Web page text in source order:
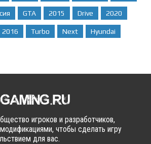
GTA 2015 Drive 2020
2016 Turbo Next Hyundai
игроков и разработчиков,
чтобы сделать игру
для вас.